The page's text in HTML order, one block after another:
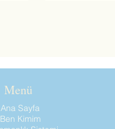
Menü
Ana Sayfa
Ben Kimim